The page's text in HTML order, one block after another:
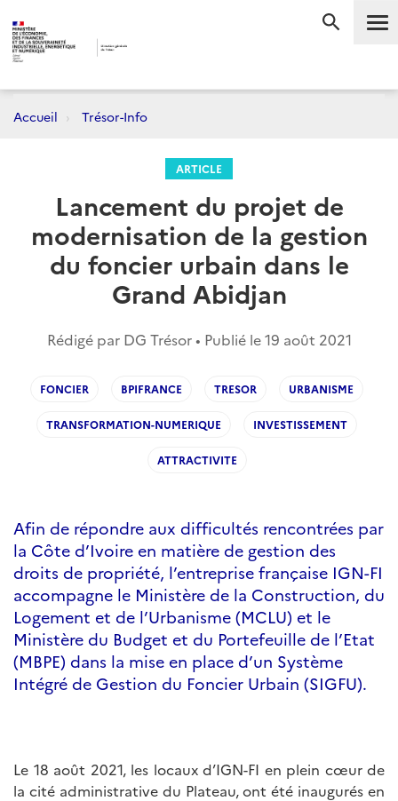
Accueil Trésor-Info
ARTICLE
Lancement du projet de
modernisation de la gestion
du foncier urbain dans le
Grand Abidjan
Rédigé par DG Trésor • Publié le19 août 2021
FONCIER BPIFRANCE TRESOR URBANISME
TRANSFORMATION-NUMERIQUE INVESTISSEMENT
ATTRACTIVITE
Afin de répondre aux difficultés rencontrées par
la Côte d’Ivoire en matière de gestion des
droits de propriété, l’entreprise française IGN-FI
accompagne le Ministère de la Construction, du
Logement et de l’Urbanisme (MCLU) et le
Ministère du Budget et du Portefeuille de l’Etat
(MBPE) dans la mise en place d’un Système
Intégré de Gestion du Foncier Urbain (SIGFU).
Le 18 août 2021, les locaux d’IGN-FI en plein cœur de
la cité administrative du Plateau, ont été inaugurés en